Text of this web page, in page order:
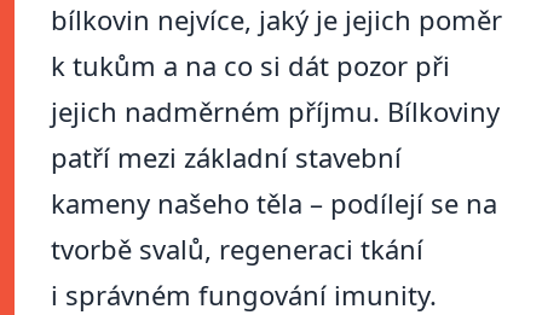
bílkovin nejvíce, jaký je jejich poměr
k tukům a na co si dát pozor při
jejich nadměrném příjmu. Bílkoviny
patří mezi základní stavební
kameny našeho těla – podílejí se na
tvorbě svalů, regeneraci tkání
i správném fungování imunity.